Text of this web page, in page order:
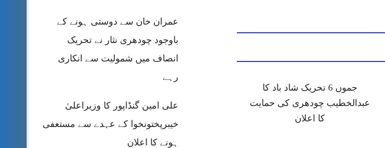
عمران خان سے دوستی ہونے کے
باوجود چودھری نثار نے تحریک
انصاف میں شمولیت سے انکاری
رہے
علی امین گنڈاپور کا وزیراعلیٰ
خیبرپختونخوا کے عہدے سے مستعفی
ہونے کا اعلان
جموں 6 تحریک شاد باد کا
عبدالخطیب چودھری کی حمایت
کا اعلان